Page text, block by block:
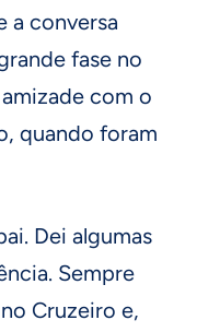
a conversa
fase no
com o
quando foram
Dei algumas
Sempre
Cruzeiro e,